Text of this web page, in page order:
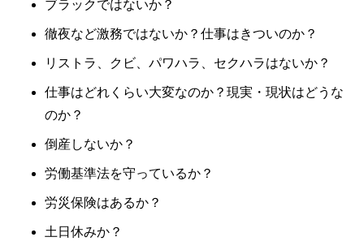
ブラックではないか？
徹夜など激務ではないか？仕事はきついのか？
リストラ、クビ、パワハラ、セクハラはないか？
仕事はどれくらい大変なのか？現実・現状はどうな
のか？
倒産しないか？
労働基準法を守っているか？
労災保険はあるか？
土日休みか？